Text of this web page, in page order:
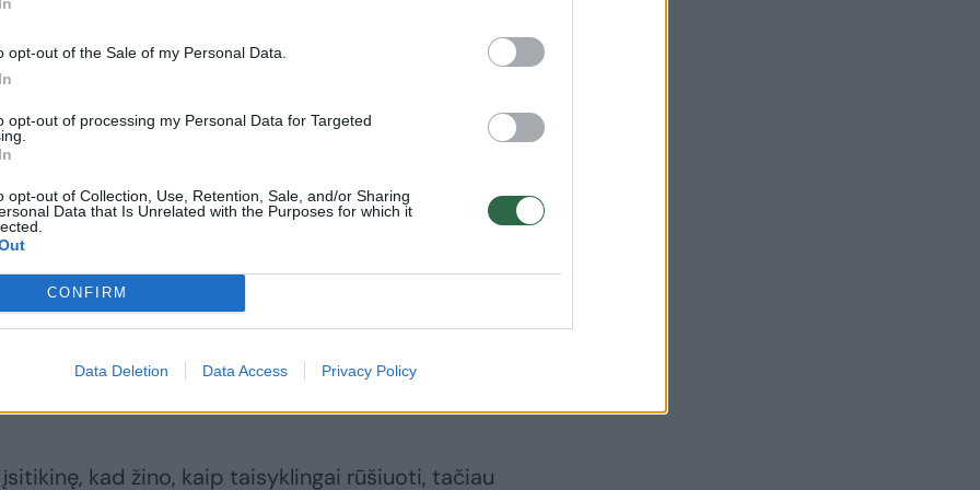
opt-out of the Sale of my Personal Data.
opt-out of processing my Personal Data for Targeted
opt-out of Collection, Use, Retention, Sale, and/or Sharing
Data that Is Unrelated with the Purposes for which it
CONFIRM
Data Deletion Data Access Privacy Policy
įprotį ir sąmoningą pasirinkimą rūšiuoti
svarbiausia – motyvacija ir ryžtas. Aplinkos
2023 metais Lietuvoje perdirbta 64,8%
nei Europos Sąjungos vidurkis. To nebūtume
nes kokybišką žaliavą įmanoma gauti tik iš
atliekų,“ – pabrėžia Asta Burbaitė,
ir komunikacijos vadovė.
kad žino, kaip taisyklingai rūšiuoti, tačiau